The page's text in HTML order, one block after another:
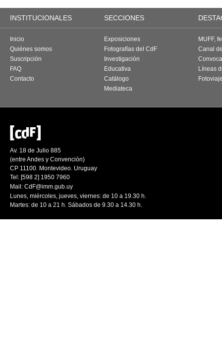
INSTITUCIONALES SECCIONES
Inicio
Quiénes somos
Suscripción
FAQ
Contacto
Exposiciones
Fotografías del CdF
Investigación
Educativa
Catálogo
Mediateca
MUFF,
Canal
Líneas
Av. 18 de Julio 885
(entre Andes y Convención)
CP 11100. Montevideo. Uruguay
Tel: [598 2] 1950 7960
Mail: CdF@imm.gub.uy
Lunes, miércoles, jueves, viernes: de 10 a 19.30 h.
Martes: de 10 a 21 h. Sábados de 9.30 a 14.30 h.